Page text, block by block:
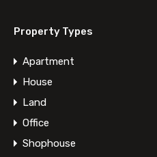
Pengusaha Focus
bantu EKSPANSINYA!
Property Types
Apartment
House
Land
Office
Shophouse